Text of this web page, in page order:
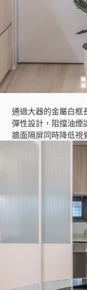
通過大器的金屬白框
彈性設計，阻擋油煙
牆面隔屏同時降低視